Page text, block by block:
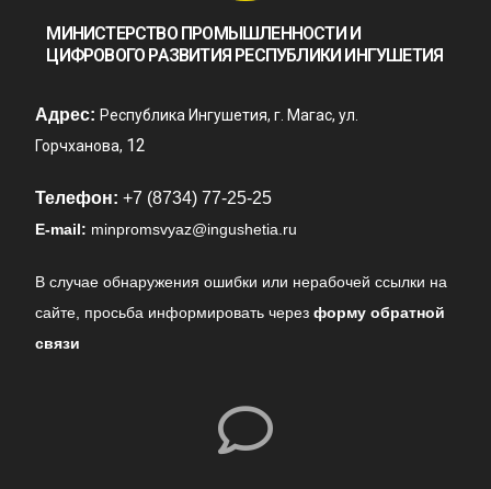
МИНИСТЕРСТВО ПРОМЫШЛЕННОСТИ И
ЦИФРОВОГО РАЗВИТИЯ РЕСПУБЛИКИ ИНГУШЕТИЯ
Адрес: Республика Ингушетия, г. Магас, ул.
Горчханова, 12
Телефон: +7 (8734) 77-25-25
E-mail: minpromsvyaz@ingushetia.ru
В случае обнаружения ошибки или нерабочей ссылки на
сайте, просьба информировать черезформу обратной
связи